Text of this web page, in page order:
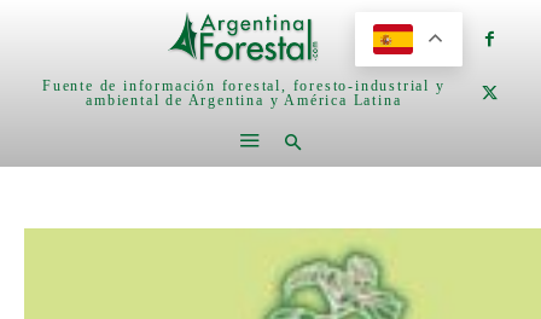
Fuente de información forestal, foresto-industrial y
ambiental de Argentina y América Latina